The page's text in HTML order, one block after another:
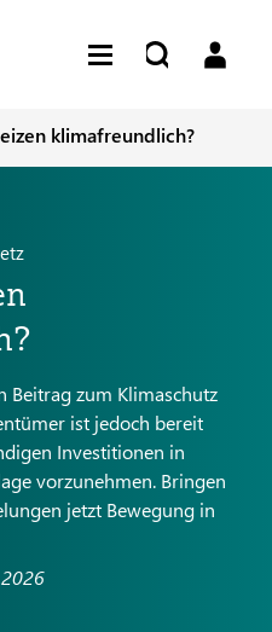
klimafreundlich?
Beitrag zum Klimaschutz
ist jedoch bereit
Investitionen in
vorzunehmen. Bringen
jetzt Bewegung in